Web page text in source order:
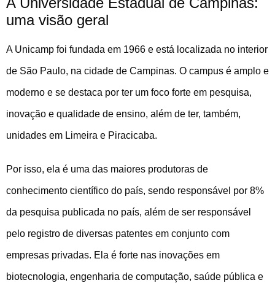
uma visão geral
A Unicamp foi fundada em 1966 e está localizada no interior
de São Paulo, na cidade de Campinas. O campus é amplo e
moderno e se destaca por ter um foco forte em pesquisa,
inovação e qualidade de ensino, além de ter, também,
unidades em Limeira e Piracicaba.
Por isso, ela é uma das maiores produtoras de
conhecimento científico do país, sendo responsável por 8%
da pesquisa publicada no país, além de ser responsável
pelo registro de diversas patentes em conjunto com
empresas privadas. Ela é forte nas inovações em
biotecnologia, engenharia de computação, saúde pública e